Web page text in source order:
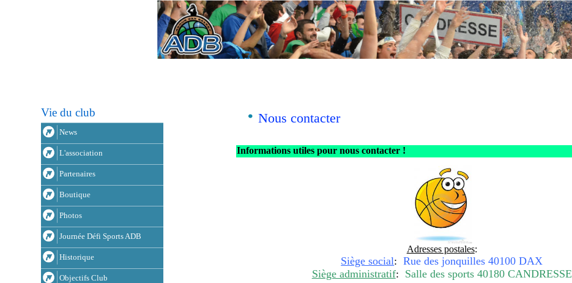
Vie du club
News
L'association
Partenaires
Boutique
Photos
Journée Défi Sports ADB
Historique
Objectifs Club
Nous contacter
Informations utiles pour nous contacter !
Adresses postales:
Siège social:Rue des jonquilles 40100 DAX
Siège administratif: Salle des sports 40180 CANDRESSE